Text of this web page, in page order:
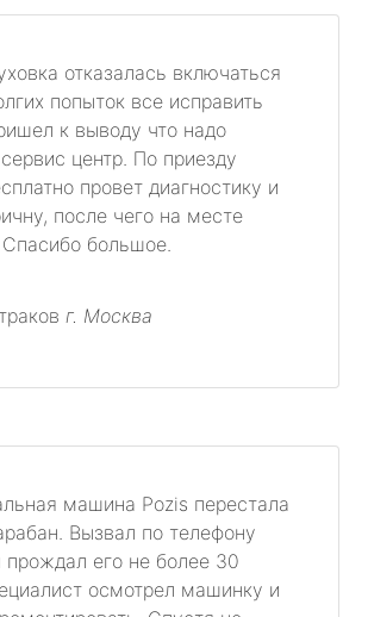
отказалась включаться
попыток все исправить
к выводу что надо
центр. По приезду
провет диагностику и
после чего на месте
Спасибо большое.
г. Москва
машина Pozis перестала
Вызвал по телефону
прождал его не более 30
осмотрел машинку и